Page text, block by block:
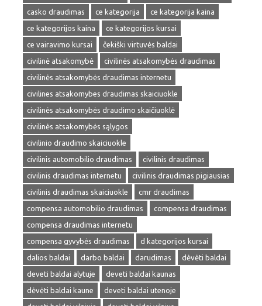
casko draudimas
ce kategorija
ce kategorija kaina
ce kategorijos kaina
ce kategorijos kursai
ce vairavimo kursai
čekiški virtuvės baldai
civilinė atsakomybė
civilinės atsakomybės draudimas
civilinės atsakomybės draudimas internetu
civilines atsakomybes draudimas skaiciuokle
civilinės atsakomybės draudimo skaičiuoklė
civilinės atsakomybės sąlygos
civilinio draudimo skaiciuokle
civilinis automobilio draudimas
civilinis draudimas
civilinis draudimas internetu
civilinis draudimas pigiausias
civilinis draudimas skaiciuokle
cmr draudimas
compensa automobilio draudimas
compensa draudimas
compensa draudimas internetu
compensa gyvybės draudimas
d kategorijos kursai
dalios baldai
darbo baldai darudimas
dėvėti baldai
deveti baldai alytuje
deveti baldai kaunas
dėvėti baldai kaune
deveti baldai utenoje